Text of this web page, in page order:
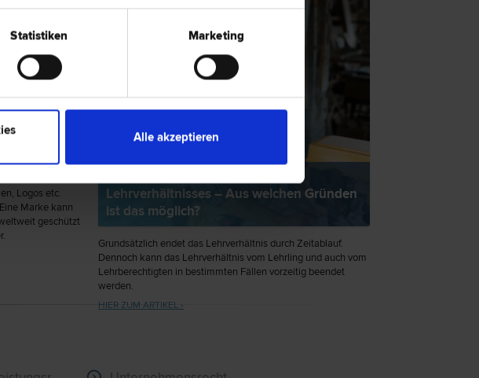
Statistiken Marketing
Alle akzeptieren
–
Logos etc.
Marke kann
geschützt
Lehrverhältnisses – Aus welchen Gründen
ist das möglich?
Grundsätzlich endet das Lehrverhältnis durch Zeitablauf.
Dennoch kann das Lehrverhältnis vom Lehrling und auch vom
Lehrberechtigten in bestimmten Fällen vorzeitig beendet
werden.
HIER ZUM ARTIKEL ›